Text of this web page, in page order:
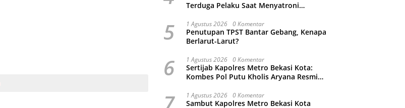
Terduga Pelaku Saat Menyatroni
Malah Ikut-Ikutan!
5 1 Agustus 2026 0 Komentar
Penutupan TPST Bantar Gebang, Kenapa
Berlarut-Larut?
6 1 Agustus 2026 0 Komentar
Sertijab Kapolres Metro Bekasi Kota:
Kombes Pol Putu Kholis Aryana Resmi
Bintoro
1 Agustus 2026 0 Komentar
Sambut Kapolres Metro Bekasi Kota